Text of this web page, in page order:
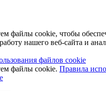
файлы cookie, чтобы
нашего веб-сайта и
файлов cookie
файлы cookie. Правила